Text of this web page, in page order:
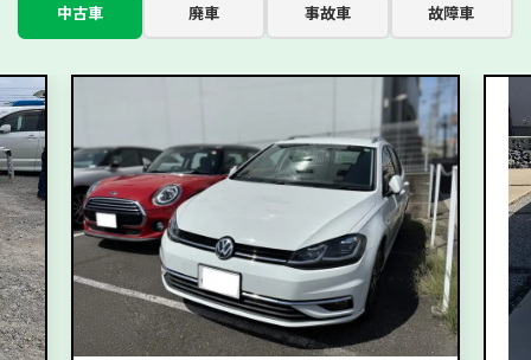
中古車 廃車 事故車 故障車